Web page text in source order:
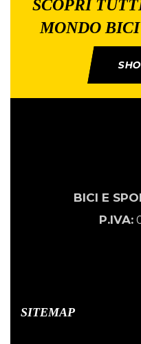
SCOPRI
MONDO BICI
BICI E
P.IVA:
SITEMAP